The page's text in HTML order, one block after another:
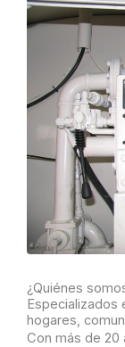
¿Quiénes
Especializados
hogares,
Con más de 20